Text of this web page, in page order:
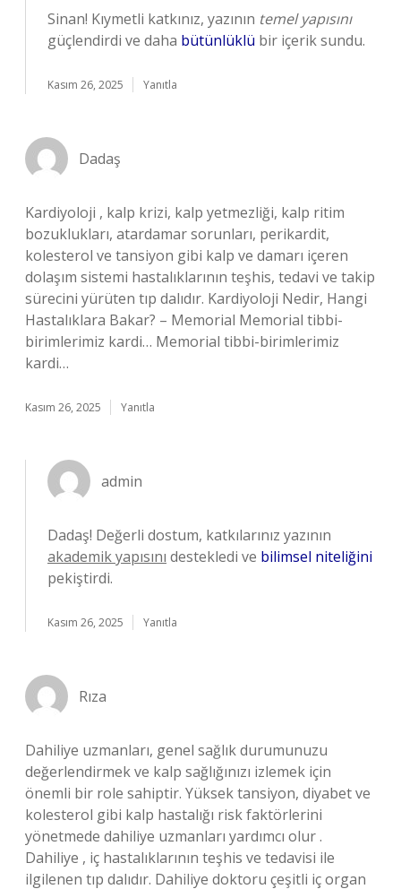
Sinan! Kıymetli katkınız, yazının temel yapısını
güçlendirdi ve daha bütünlüklü bir içerik sundu.
Kasım 26, 2025 Yanıtla
Dadaş
Kardiyoloji , kalp krizi, kalp yetmezliği, kalp ritim
bozuklukları, atardamar sorunları, perikardit,
kolesterol ve tansiyon gibi kalp ve damarı içeren
dolaşım sistemi hastalıklarının teşhis, tedavi ve takip
sürecini yürüten tıp dalıdır. Kardiyoloji Nedir, Hangi
Hastalıklara Bakar? – Memorial Memorial tibbi-
birimlerimiz kardi… Memorial tibbi-birimlerimiz
kardi…
Kasım 26, 2025 Yanıtla
admin
Dadaş! Değerli dostum, katkılarınız yazının
akademik yapısını destekledi ve bilimsel niteliğini
pekiştirdi.
Kasım 26, 2025 Yanıtla
Rıza
Dahiliye uzmanları, genel sağlık durumunuzu
değerlendirmek ve kalp sağlığınızı izlemek için
önemli bir role sahiptir. Yüksek tansiyon, diyabet ve
kolesterol gibi kalp hastalığı risk faktörlerini
yönetmede dahiliye uzmanları yardımcı olur .
Dahiliye , iç hastalıklarının teşhis ve tedavisi ile
ilgilenen tıp dalıdır. Dahiliye doktoru çeşitli iç organ